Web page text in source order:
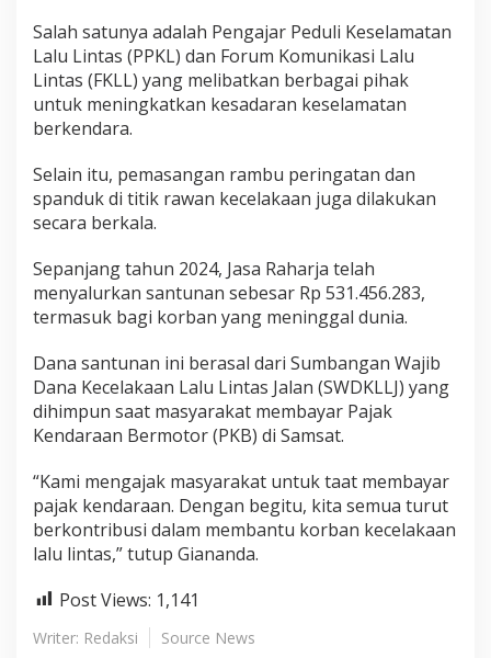
Salah satunya adalah Pengajar Peduli Keselamatan
Lalu Lintas (PPKL) dan Forum Komunikasi Lalu
Lintas (FKLL) yang melibatkan berbagai pihak
untuk meningkatkan kesadaran keselamatan
berkendara.
Selain itu, pemasangan rambu peringatan dan
spanduk di titik rawan kecelakaan juga dilakukan
secara berkala.
Sepanjang tahun 2024, Jasa Raharja telah
menyalurkan santunan sebesar Rp 531.456.283,
termasuk bagi korban yang meninggal dunia.
Dana santunan ini berasal dari Sumbangan Wajib
Dana Kecelakaan Lalu Lintas Jalan (SWDKLLJ) yang
dihimpun saat masyarakat membayar Pajak
Kendaraan Bermotor (PKB) di Samsat.
“Kami mengajak masyarakat untuk taat membayar
pajak kendaraan. Dengan begitu, kita semua turut
berkontribusi dalam membantu korban kecelakaan
lalu lintas,” tutup Giananda.
Post Views: 1,141
Writer: Redaksi Source News